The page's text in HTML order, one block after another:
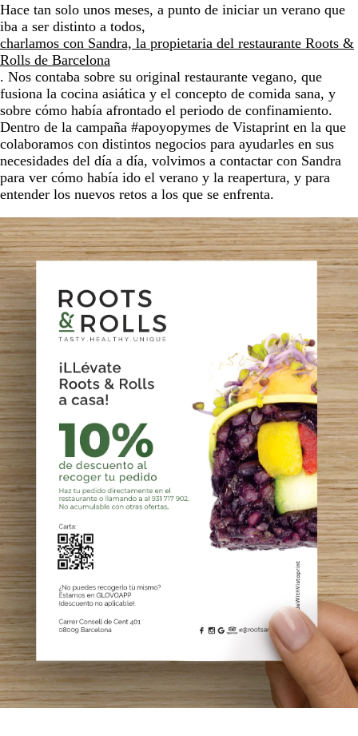
Hace tan solo unos meses, a punto de iniciar un verano que
iba a ser distinto a todos,
charlamos con Sandra, la propietaria del restaurante Roots &
Rolls de Barcelona
. Nos contaba sobre su original restaurante vegano, que
fusiona la cocina asiática y el concepto de comida sana, y
sobre cómo había afrontado el periodo de confinamiento.
Dentro de la campaña #apoyopymes de Vistaprint en la que
colaboramos con distintos negocios para ayudarles en sus
necesidades del día a día, volvimos a contactar con Sandra
para ver cómo había ido el verano y la reapertura, y para
entender los nuevos retos a los que se enfrenta.